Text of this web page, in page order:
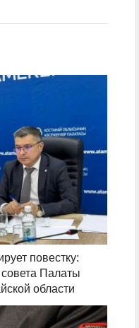
повестку:
Палаты
области